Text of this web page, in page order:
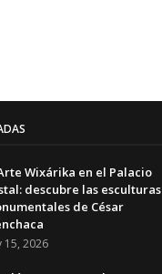
Wixárika en el Palacio
descubre las esculturas
de César
15, 2026